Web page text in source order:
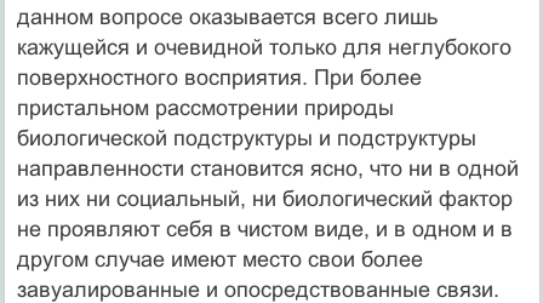
данном вопросе оказывается всего лишь
кажущейся и очевидной только для неглубокого
поверхностного восприятия. При более
пристальном рассмотрении природы
биологической подструктуры и подструктуры
направленности становится ясно, что ни в одной
из них ни социальный, ни биологический фактор
не проявляют себя в чистом виде, и в одном и в
другом случае имеют место свои более
завуалированные и опосредствованные связи.